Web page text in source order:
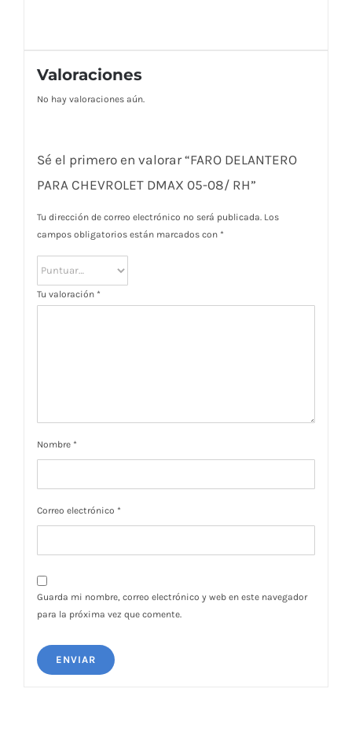
Valoraciones
No hay valoraciones aún.
Sé el primero en valorar “FARO DELANTERO
PARA CHEVROLET DMAX 05-08/ RH”
Tu dirección de correo electrónico no será publicada. Los
campos obligatorios están marcados con *
Tu valoración *
Nombre *
Correo electrónico *
Guarda mi nombre, correo electrónico y web en este navegador
para la próxima vez que comente.